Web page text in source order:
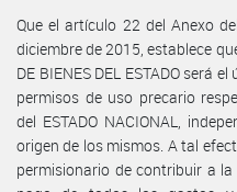
Que el artículo 22 del Anexo
diciembre de 2015, establece
DE BIENES DEL ESTADO será
permisos de uso precario
del ESTADO NACIONAL,
origen de los mismos. A tal
permisionario de contribuir a